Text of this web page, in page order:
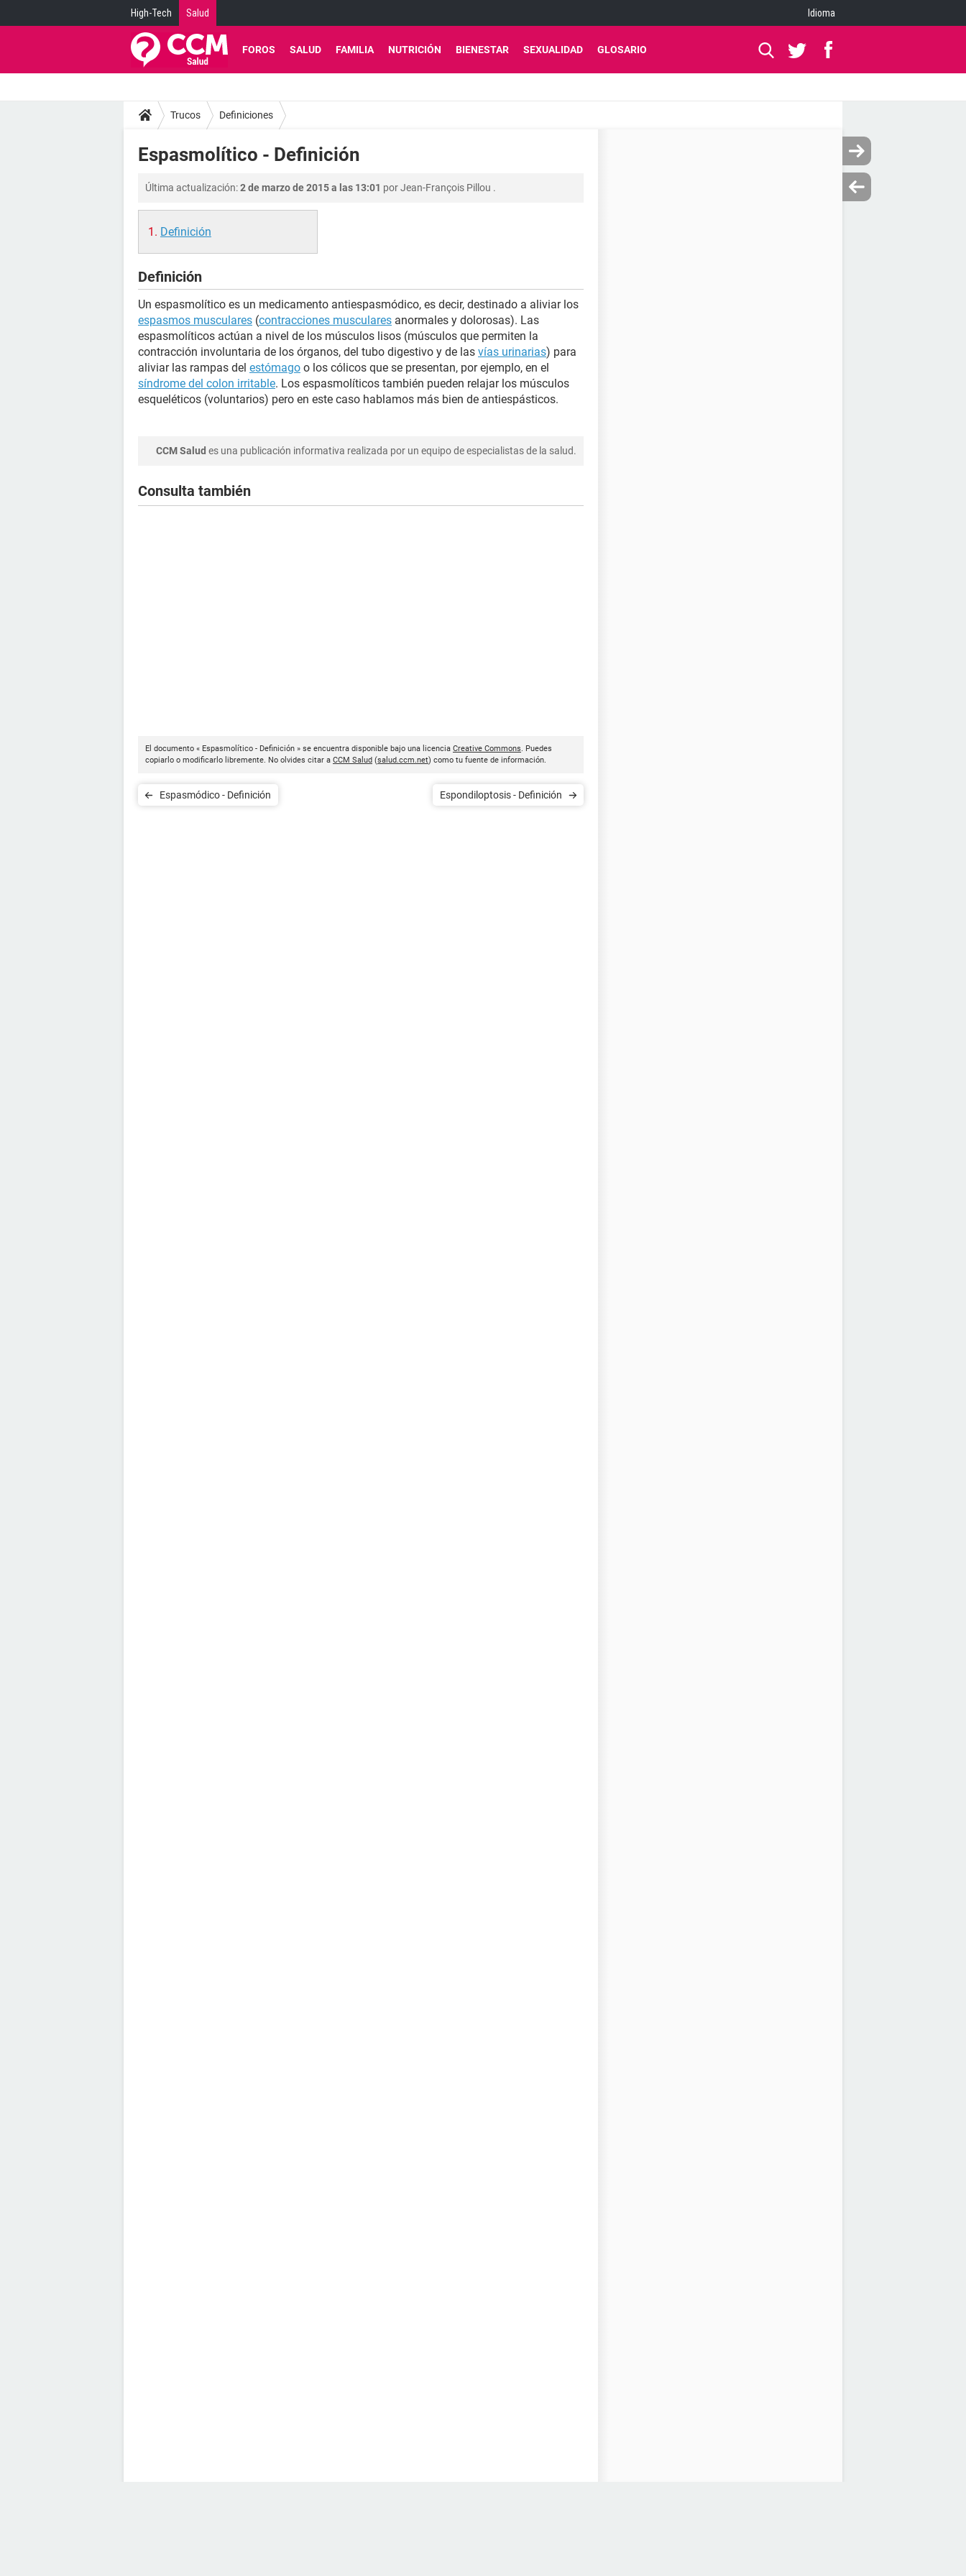
High-Tech Salud Idioma
FOROS SALUD FAMILIA NUTRICIÓN BIENESTAR SEXUALIDAD GLOSARIO
Trucos Definiciones
Espasmolítico - Definición
Última actualización:2 de marzo de 2015 a las 13:01 porJean-François Pillou .
Definición
Definición
Un espasmolítico es un medicamento antiespasmódico, es decir, destinado a aliviar los
espasmos musculares (contracciones musculares anormales y dolorosas). Las
espasmolíticos actúan a nivel de los músculos lisos (músculos que permiten la
contracción involuntaria de los órganos, del tubo digestivo y de las vías urinarias) para
aliviar las rampas del estómago o los cólicos que se presentan, por ejemplo, en el
síndrome del colon irritable. Los espasmolíticos también pueden relajar los músculos
esqueléticos (voluntarios) pero en este caso hablamos más bien de antiespásticos.
CCM Salud es una publicación informativa realizada por un equipo de especialistas de la salud.
Consulta también
El documento « Espasmolítico - Definición » se encuentra disponible bajo una licencia Creative Commons. Puedes
copiarlo o modificarlo libremente. No olvides citar a CCM Salud (salud.ccm.net) como tu fuente de información.
Espasmódico - Definición Espondiloptosis - Definición